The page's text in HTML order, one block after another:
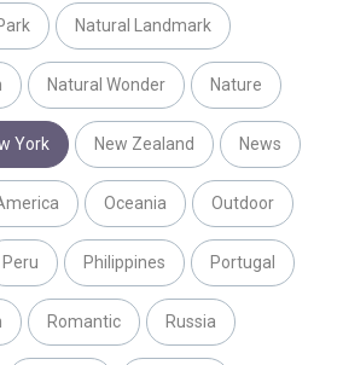
Natural Landmark
Natural Wonder Nature
York New Zealand News
Oceania Outdoor
Peru Philippines Portugal
Romantic Russia